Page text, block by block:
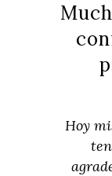
Hoy